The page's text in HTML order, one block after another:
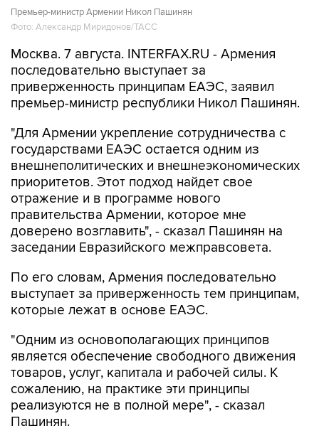
Премьер-министр Армении Никол Пашинян
Фото: Александр Миридонов/ТАСС
Москва. 7 августа. INTERFAX.RU - Армения
последовательно выступает за
приверженность принципам ЕАЭС, заявил
премьер-министр республики Никол Пашинян.
"Для Армении укрепление сотрудничества с
государствами ЕАЭС остается одним из
внешнеполитических и внешнеэкономических
приоритетов. Этот подход найдет свое
отражение и в программе нового
правительства Армении, которое мне
доверено возглавить", - сказал Пашинян на
заседании Евразийского межправсовета.
По его словам, Армения последовательно
выступает за приверженность тем принципам,
которые лежат в основе ЕАЭС.
"Одним из основополагающих принципов
является обеспечение свободного движения
товаров, услуг, капитала и рабочей силы. К
сожалению, на практике эти принципы
реализуются не в полной мере", - сказал
Пашинян.